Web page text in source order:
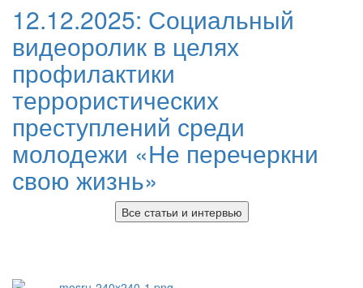
12.12.2025: Социальный
видеоролик в целях
профилактики
террористических
преступлений среди
молодежи «Не перечеркни
свою жизнь»
Все статьи и интервью